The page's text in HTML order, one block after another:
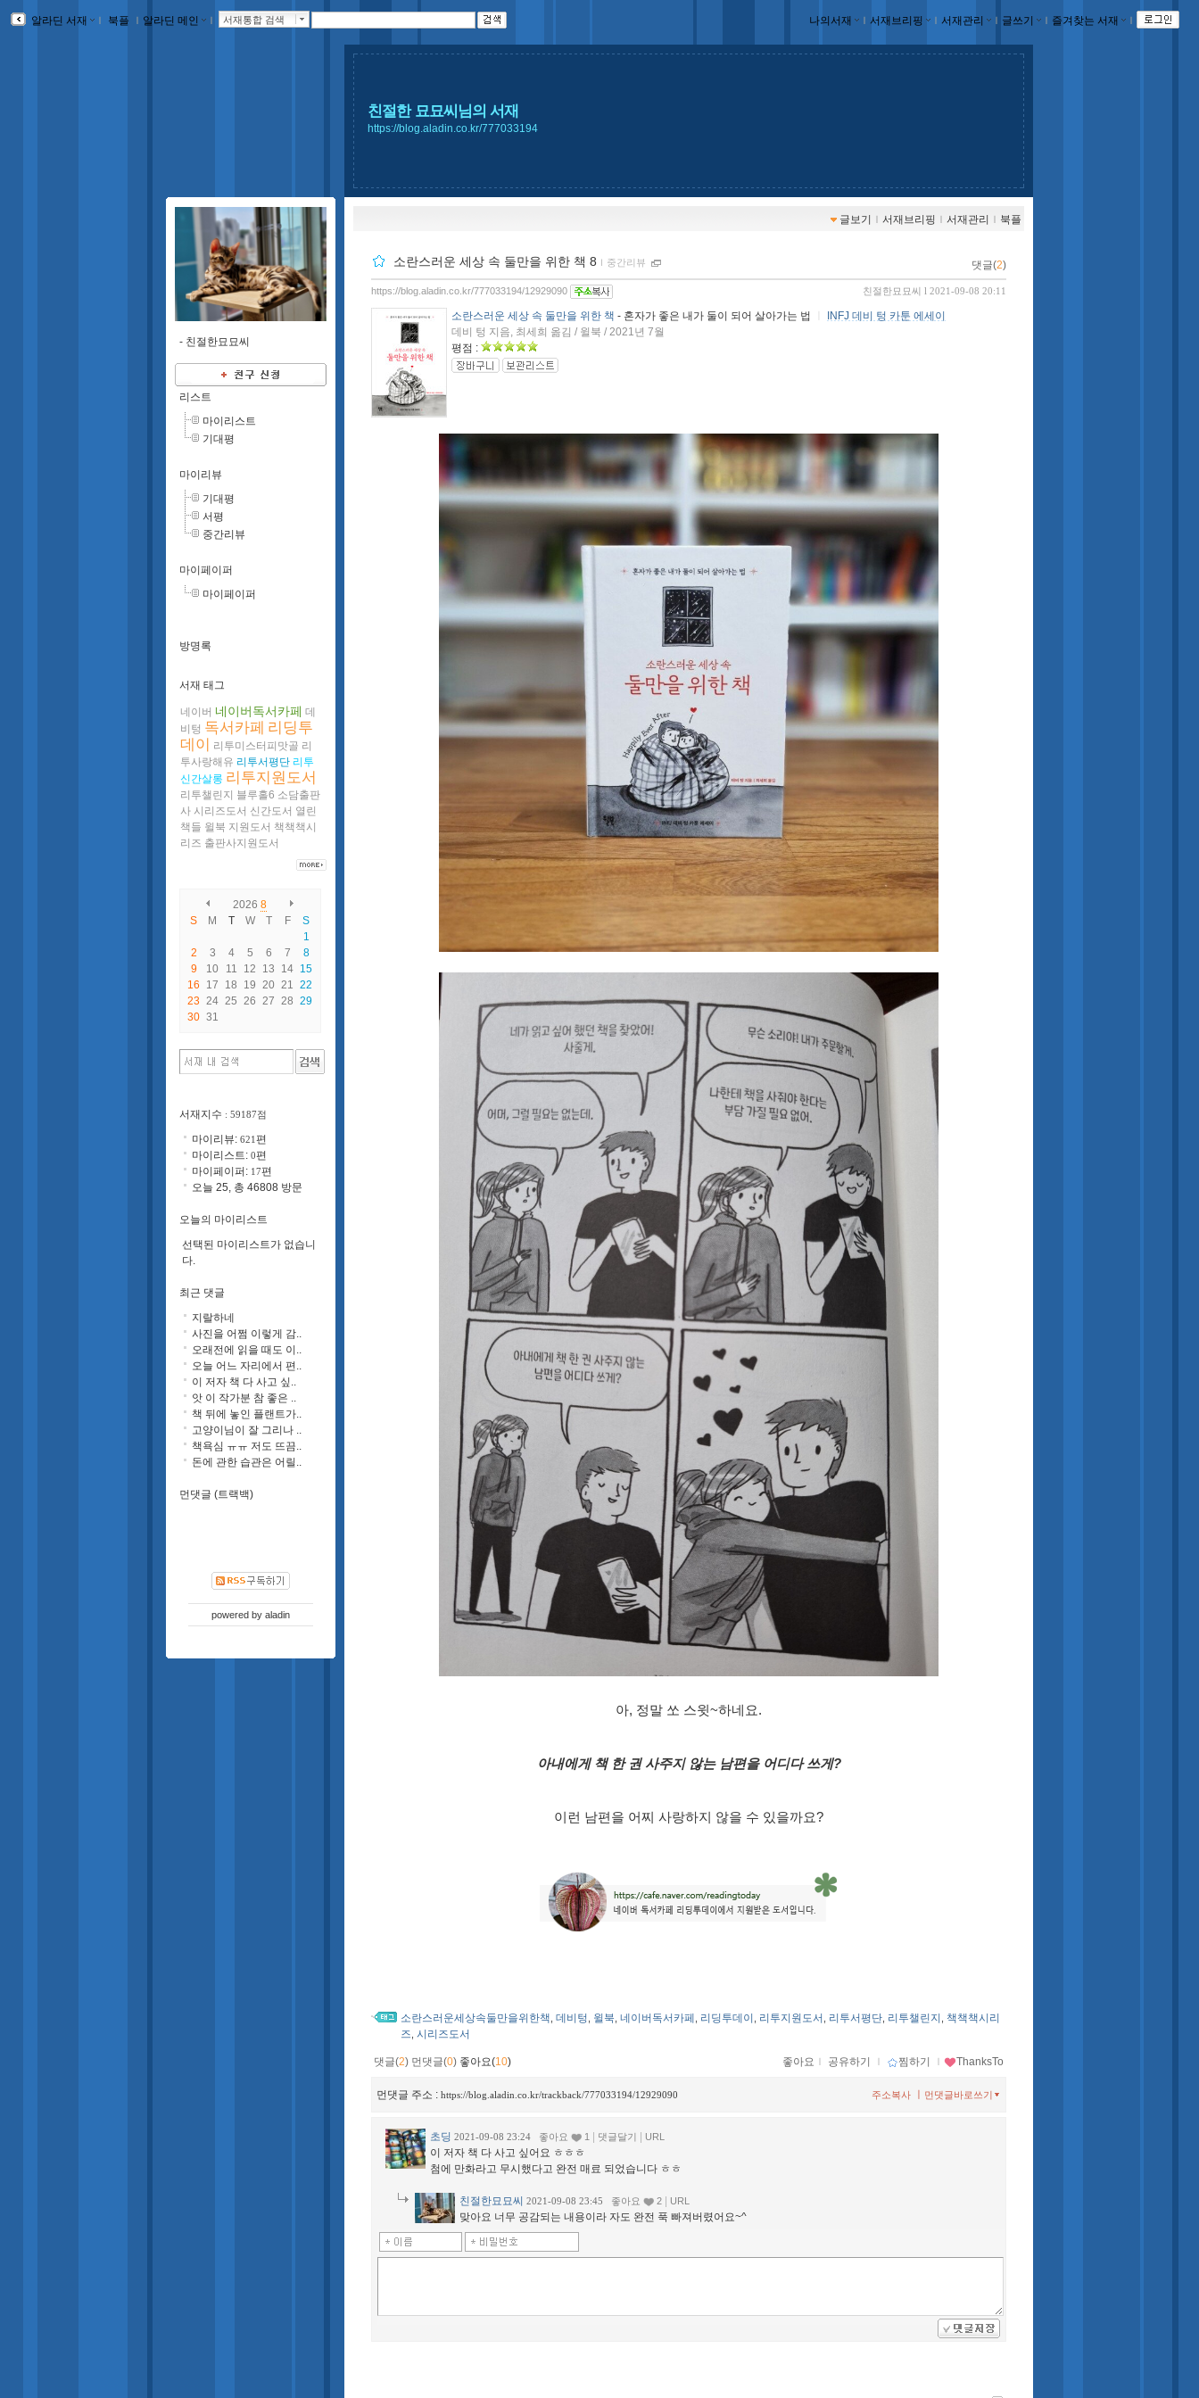
알라딘 서재 ｌ 북플 ｌ 알라딘 메인 ｌ 서재통합 검색 나의서재 ｌ 서재브리핑 ｌ 서재관리 ｌ 글쓰기 ｌ 즐겨찾는 서재 ｌ
친절한 묘묘씨님의 서재
https://blog.aladin.co.kr/777033194
글보기 ｌ 서재브리핑 ｌ 서재관리 ｌ 북플
소란스러운 세상 속 둘만을 위한 책 8 ｌ 중간리뷰 댓글(2)
친절한묘묘씨 l 2021-09-08 20:11
https://blog.aladin.co.kr/777033194/12929090
소란스러운 세상 속 둘만을 위한 책 - 혼자가 좋은 내가 둘이 되어 살아가는 법
INFJ 데비 텅 카툰 에세이
데비 텅 지음, 최세희 옮김 / 윌북 / 2021년 7월
평점 :
아, 정말 쏘 스윗~하네요.
아내에게 책 한 권 사주지 않는 남편을 어디다 쓰게?
이런 남편을 어찌 사랑하지 않을 수 있을까요?
소란스러운세상속둘만을위한책, 데비텅, 윌북, 네이버독서카페 , 리딩투데이 , 리투지원도서 , 리투서평단, 리투챌린지 , 책책책시리
즈, 시리즈도서
댓글(2) 먼댓글(0) 좋아요(10) 좋아요 ｌ 공유하기 ｌ 찜하기 ｌ ThanksTo
먼댓글 주소 : https://blog.aladin.co.kr/trackback/777033194/12929090 먼댓글바로쓰기
주소복사
초딩 2021-09-08 23:24 좋아요 1 댓글달기 URL
이 저자 책 다 사고 싶어요 ㅎㅎㅎ
첨에 만화라고 무시했다고 완전 매료 되었습니다 ㅎㅎ
친절한묘묘씨 2021-09-08 23:45 좋아요 2 URL
맞아요 너무 공감되는 내용이라 자도 완전 푹 빠져버렸어요~^
- 친절한묘묘씨
리스트
마이리스트
기대평
마이리뷰
기대평
서평
중간리뷰
마이페이퍼
마이페이퍼
방명록
서재 태그
네이버 네이버독서카페 데
비텅 독서카페 리딩투
데이 리투미스터피맛골 리
투사랑해유 리투서평단 리투
신간살롱 리투지원도서
리투챌린지 블루홀6 소담출판
사 시리즈도서 신간도서 열린
책들 윌북 지원도서 책책책시
리즈 출판사지원도서
2026 8
S
M T W T F
S
1
2
3 4 5 6 7
8
9
10 11 12 13 14 15
16
17 18 19 20 21
22
23 24 25 26 27 28 29
30 31
서재지수 : 59187점
마이리뷰: 621편
마이리스트: 0편
마이페이퍼: 17편
오늘 25, 총 46808 방문
오늘의 마이리스트
선택된 마이리스트가 없습니
다.
최근 댓글
지랄하네
사진을 어쩜 이렇게 감..
오래전에 읽을 때도 이..
오늘 어느 자리에서 편..
이 저자 책 다 사고 싶..
앗 이 작가분 참 좋은 ..
책 뒤에 놓인 플랜트가..
고양이님이 잘 그리나 ..
책욕심 ㅠㅠ 저도 뜨끔..
돈에 관한 습관은 어릴..
먼댓글 (트랙백)
powered by aladin